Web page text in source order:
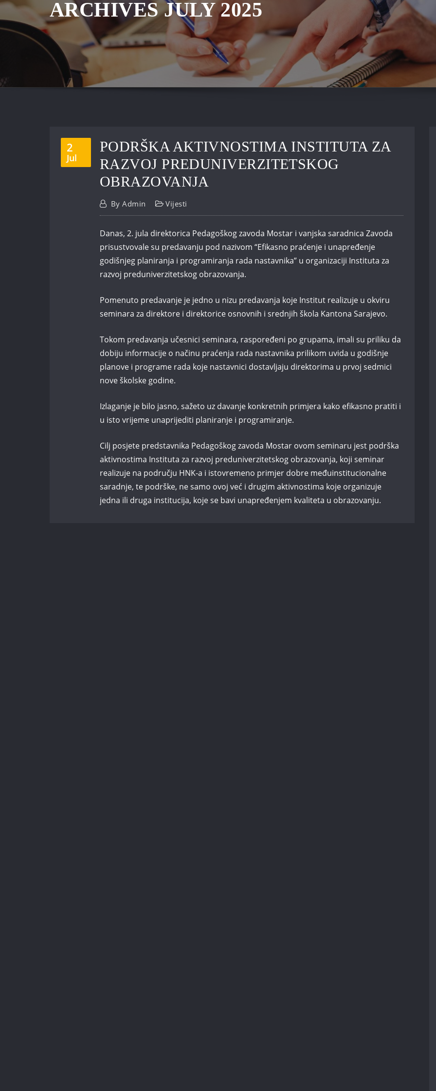
ARCHIVES JULY 2025
2
Jul
PODRŠKA AKTIVNOSTIMA INSTITUTA ZA
RAZVOJ PREDUNIVERZITETSKOG
OBRAZOVANJA
ByAdmin Vijesti
Danas, 2. jula direktorica Pedagoškog zavoda Mostar i vanjska saradnica Zavoda
prisustvovale su predavanju pod nazivom “Efikasno praćenje i unapređenje
godišnjeg planiranja i programiranja rada nastavnika” u organizaciji Instituta za
razvoj preduniverzitetskog obrazovanja.
Pomenuto predavanje je jedno u nizu predavanja koje Institut realizuje u okviru
seminara za direktore i direktorice osnovnih i srednjih škola Kantona Sarajevo.
Tokom predavanja učesnici seminara, raspoređeni po grupama, imali su priliku da
dobiju informacije o načinu praćenja rada nastavnika prilikom uvida u godišnje
planove i programe rada koje nastavnici dostavljaju direktorima u prvoj sedmici
nove školske godine.
Izlaganje je bilo jasno, sažeto uz davanje konkretnih primjera kako efikasno pratiti i
u isto vrijeme unaprijediti planiranje i programiranje.
Cilj posjete predstavnika Pedagoškog zavoda Mostar ovom seminaru jest podrška
aktivnostima Instituta za razvoj preduniverzitetskog obrazovanja, koji seminar
realizuje na području HNK-a i istovremeno primjer dobre međuinstitucionalne
saradnje, te podrške, ne samo ovoj već i drugim aktivnostima koje organizuje
jedna ili druga institucija, koje se bavi unapređenjem kvaliteta u obrazovanju.